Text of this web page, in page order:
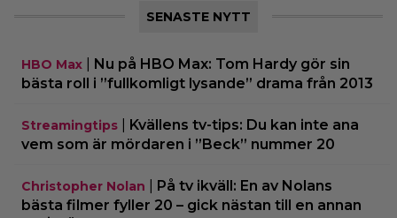
SENASTE NYTT
HBO Max
Nu på HBO Max: Tom Hardy gör sin
bästa roll i ”fullkomligt lysande” drama från 2013
Streamingtips
Kvällens tv-tips: Du kan inte ana
vem som är mördaren i ”Beck” nummer 20
Christopher Nolan
På tv ikväll: En av Nolans
bästa filmer fyller 20 – gick nästan till en annan